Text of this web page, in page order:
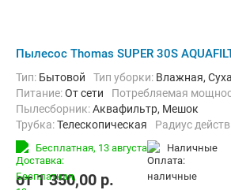
Пылесос Thomas SUPER 30S
Тип: Бытовой Тип уборки: Влажная,
питание:От сети Потребляемая
пылесборник:Аквафильтр, Мешок
трубка:Телескопическая Радиус
Бесплатная, 13 августа наличные
от1 350,00 p.